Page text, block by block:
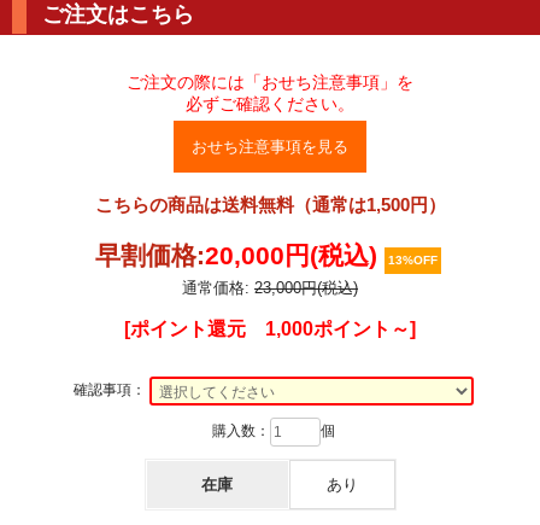
ご注文はこちら
ご注文の際には「おせち注意事項」を
必ずご確認ください。
おせち注意事項を見る
こちらの商品は送料無料（通常は1,500円）
早割価格:20,000円(税込) 13%OFF
通常価格: 23,000円(税込)
[ポイント還元 1,000ポイント～]
確認事項：
購入数： 個
在庫 あり